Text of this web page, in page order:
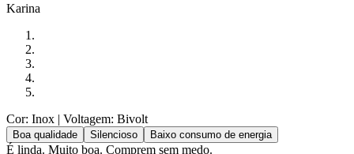
Karina
Cor: Inox | Voltagem: Bivolt
Boa qualidade Silencioso Baixo consumo de energia
É linda. Muito boa. Comprem sem medo.